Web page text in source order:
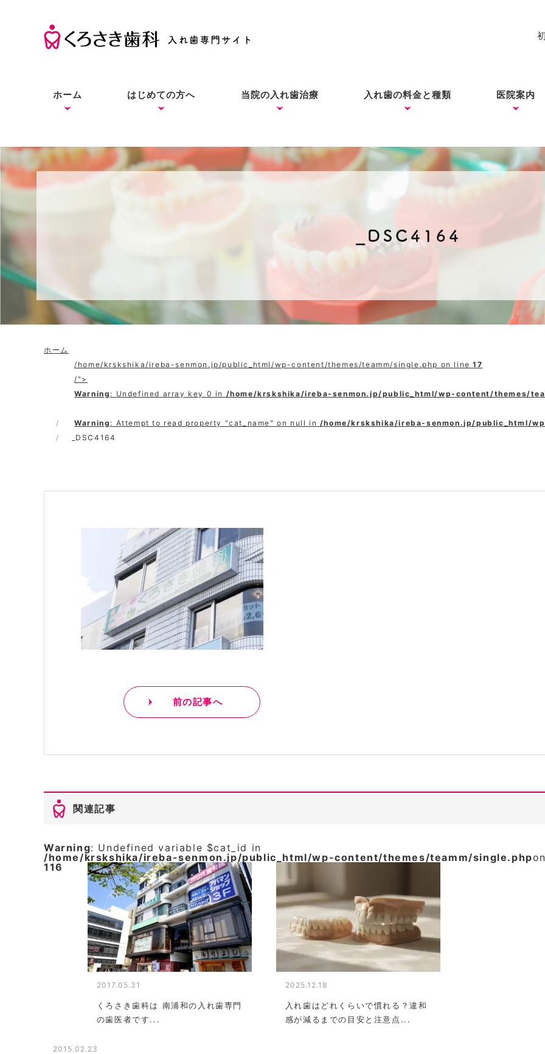
ホーム はじめての方へ 当院の入れ歯治療 入れ歯の料金と種類 医院案内
_DSC4164
ホーム
/home/krskshika/ireba-senmon.jp/public_html/wp-content/themes/teamm/single.php on line17
/">
Warning : Undefined array key 0 in /home/krskshika/ireba-senmon.jp/public_html/wp-content/themes/
Warning : Attempt to read property "cat_name" on null in /home/krskshika/ireba-senmon.jp/public_html/
_DSC4164
前の記事へ
関連記事
Warning: Undefined variable $cat_id in
/home/krskshika/ireba-senmon.jp/public_html/wp-content/themes/teamm/single.php
116
2017.05.31
くろさき歯科は 南浦和の入れ歯専門
の歯医者です...
2025.12.18
入れ歯はどれくらいで慣れる？違和
感が減るまでの目安と注意点...
2015.02.23